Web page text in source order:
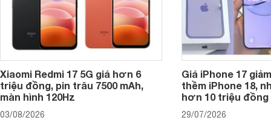
Xiaomi Redmi 17 5G giá hơn 6
triệu đồng, pin trâu 7500 mAh,
màn hình 120Hz
03/08/2026
Giá iPhone 17
thềm iPhone 18,
hơn 10 triệu đồng
29/07/2026